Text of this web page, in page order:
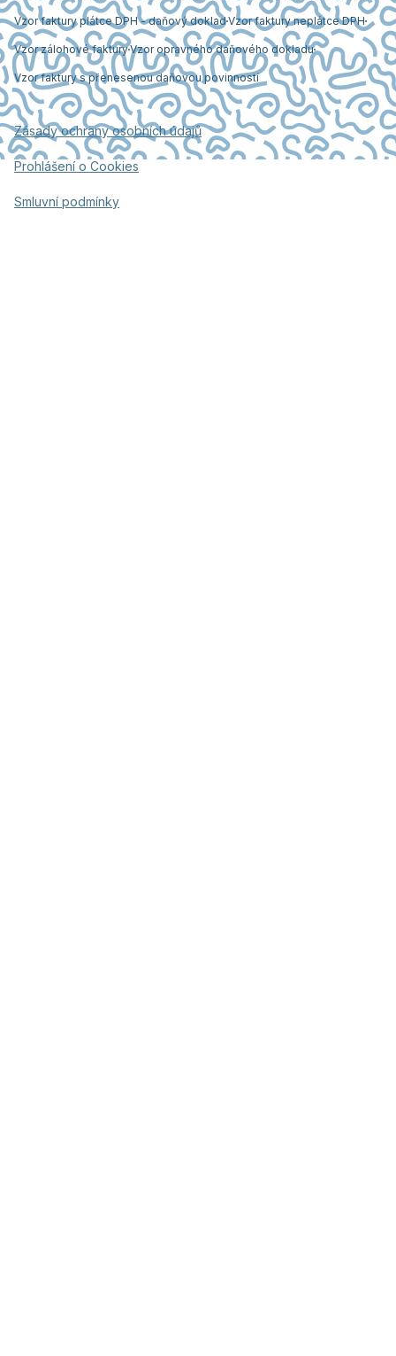
Vzor faktury plátce DPH - daňový dokladVzor faktury neplátce DPH
Vzor zálohové fakturyVzor opravného daňového dokladu
Vzor faktury s přenesenou daňovou povinností
Zásady ochrany osobních údajů
Prohlášení o Cookies
Smluvní podmínky